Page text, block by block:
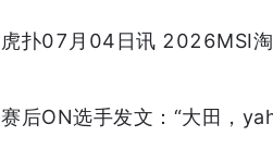
虎扑07月04日讯 2026MSI淘
赛后ON选手发文：“大田，